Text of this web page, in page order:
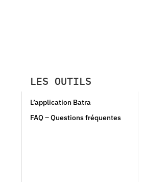
LES OUTILS
L’application Batra
FAQ – Questions fréquentes